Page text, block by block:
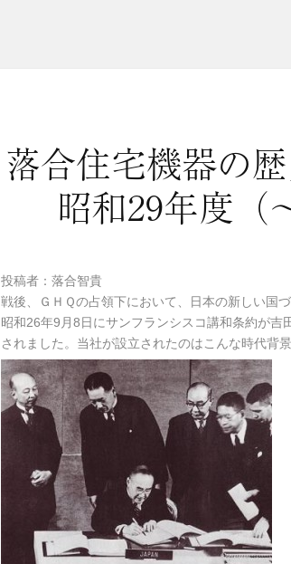
落合住宅機器の
昭和29年度（
投稿者：落合智貴
戦後、ＧＨＱの占領下において、日本の新しい国
昭和26年9月8日にサンフランシスコ講和条約が
されました。当社が設立されたのはこんな時代背景